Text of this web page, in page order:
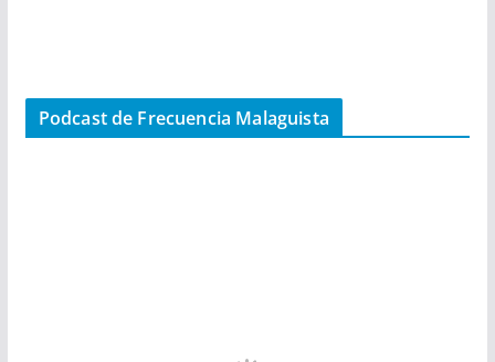
Podcast de Frecuencia Malaguista